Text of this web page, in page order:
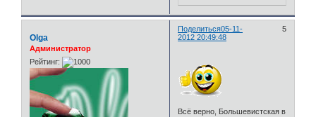
Поделиться 5
05-11-
2012 20:49:48
Olga
Администратор
Рейтинг:
Всё верно, Большевистская в